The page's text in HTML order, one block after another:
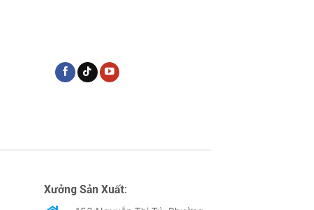
Xưởng Sản Xuất: